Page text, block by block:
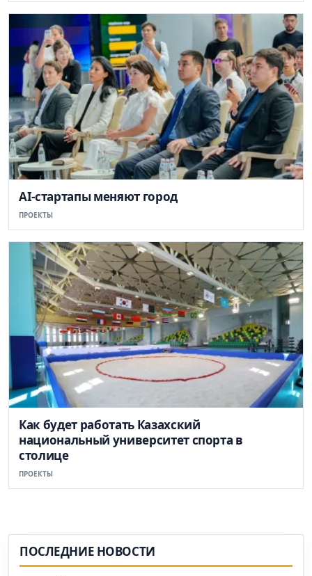
AI-стартапы меняют город
ПРОЕКТЫ
Как будет работать Казахский
национальный университет спорта в
столице
ПРОЕКТЫ
ПОСЛЕДНИЕ НОВОСТИ